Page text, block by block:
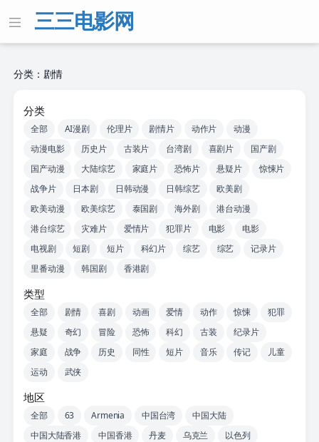
三三电影网
分类：剧情
分类
全部 AI漫剧 伦理片 剧情片 动作片
动漫
动漫电影
历史片 古装片 台湾剧 喜剧片
国产剧
国产动漫
大陆综艺 家庭片 恐怖片 悬疑片
惊悚片
战争片
日本剧 日韩动漫 日韩综艺
欧美剧
欧美动漫
欧美综艺 泰国剧 海外剧
港台动漫
港台综艺
灾难片 爱情片 犯罪片 电影
电影
电视剧
短剧 短片 科幻片 综艺 综艺
记录片
里番动漫
韩国剧 香港剧
类型
全部 剧情 喜剧 动画 爱情 动作 惊悚
犯罪
悬疑
奇幻 冒险 恐怖 科幻 古装
纪录片
家庭
战争 历史 同性 短片 音乐 传记
儿童
运动
武侠
地区
全部 63 Armenia 中国台湾
中国大陆
中国大陆香港
中国香港 丹麦 乌克兰
以色列